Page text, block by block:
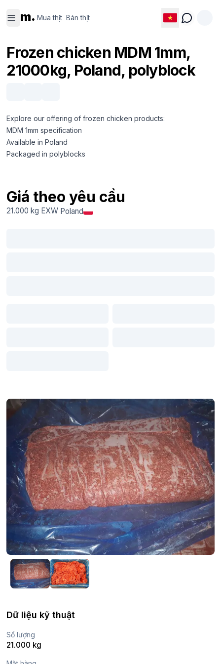
m. Mua thịt Bán thịt
Frozen chicken MDM 1mm,
21000kg, Poland, polyblock
Explore our offering of frozen chicken products:
MDM 1mm specification
Available in Poland
Packaged in polyblocks
Giá theo yêu cầu
21.000 kg EXW Poland
Dữ liệu kỹ thuật
Số lượng
21.000 kg